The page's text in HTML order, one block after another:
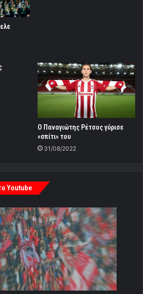
Ο Παναγιώτης Ρέτσος γύρισε
«σπίτι» του
31/08/2022
Youtube